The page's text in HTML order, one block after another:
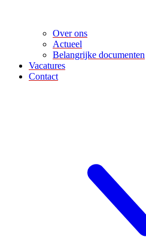
Over ons
Actueel
Belangrijke documenten
Vacatures
Contact